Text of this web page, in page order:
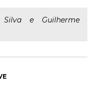
Silva e Guilherme